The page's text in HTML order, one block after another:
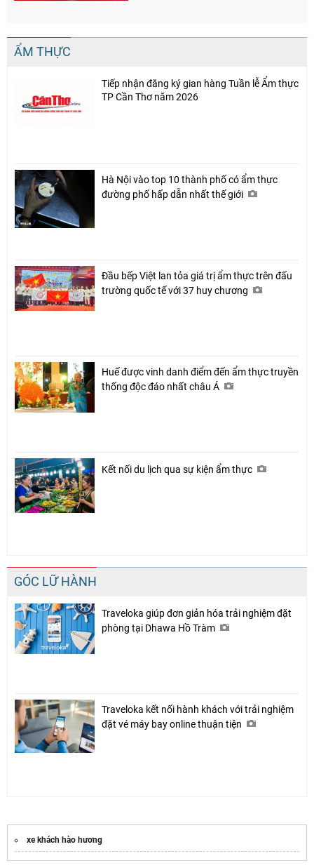
Chia sẻ
ẨM THỰC
Tiếp nhận đăng ký gian hàng Tuần lễ Ẩm thực
TP Cần Thơ năm 2026
Hà Nội vào top 10 thành phố có ẩm thực
đường phố hấp dẫn nhất thế giới
Đầu bếp Việt lan tỏa giá trị ẩm thực trên đấu
trường quốc tế với 37 huy chương
Huế được vinh danh điểm đến ẩm thực truyền
thống độc đáo nhất châu Á
Kết nối du lịch qua sự kiện ẩm thực
GÓC LỮ HÀNH
Traveloka giúp đơn giản hóa trải nghiệm đặt
phòng tại Dhawa Hồ Tràm
Traveloka kết nối hành khách với trải nghiệm
đặt vé máy bay online thuận tiện
xe khách hào hương